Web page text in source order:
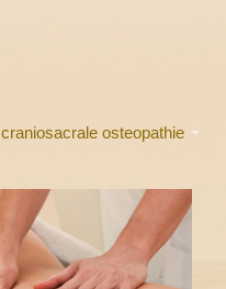
craniosacrale osteopathie